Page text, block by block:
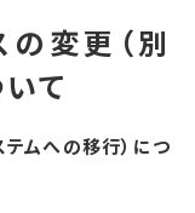
変更（別
て
ムへの移行）につ